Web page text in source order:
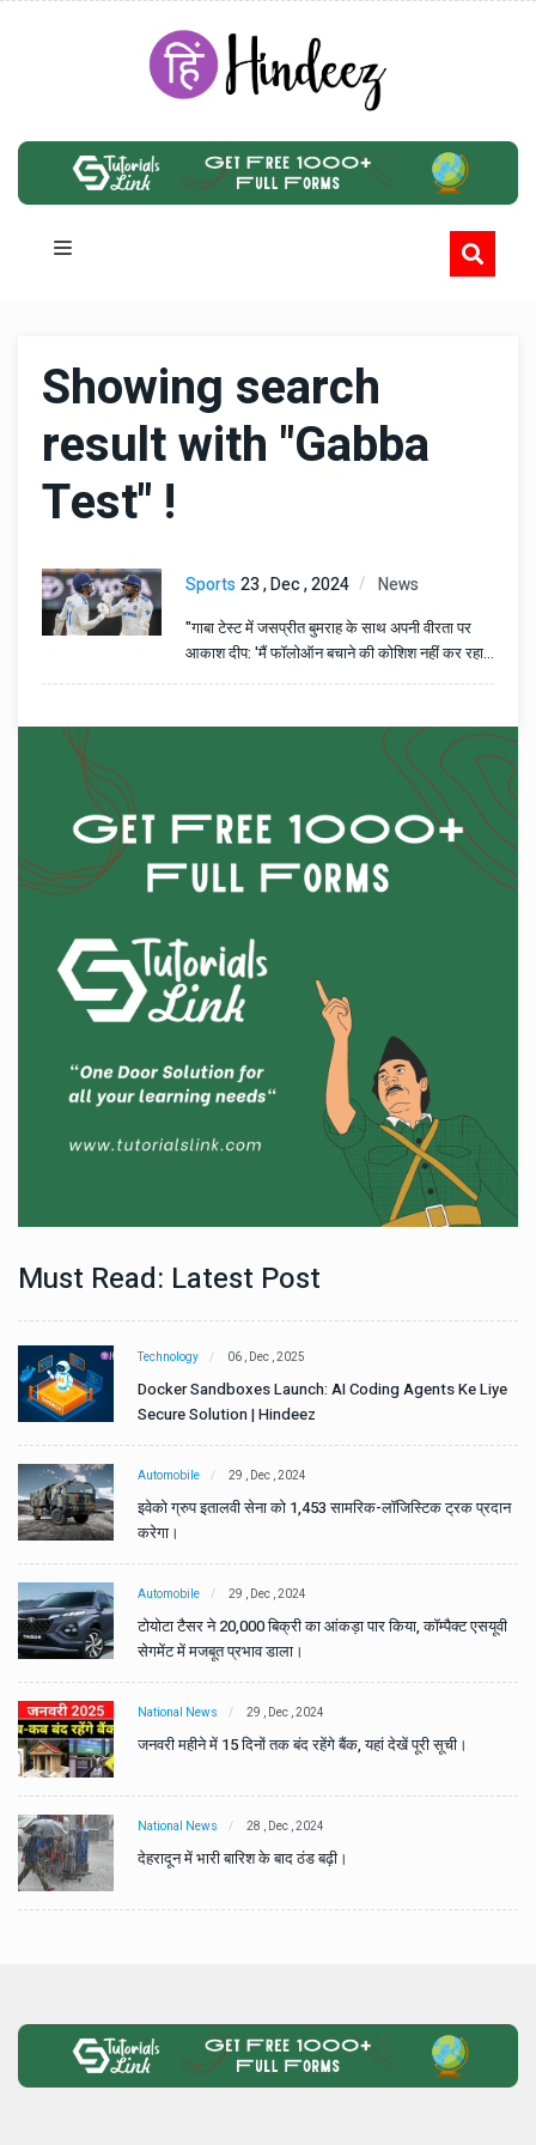
Showing search
result with "Gabba
Test" !
Sports23 , Dec , 2024 News
"गाबा टेस्ट में जसप्रीत बुमराह के साथ अपनी वीरता पर
आकाश दीप: 'मैं फॉलोऑन बचाने की कोशिश नहीं कर रहा
था, मेरी मानसिकता थी...'"
Must Read: Latest Post
Technology 06 , Dec , 2025
Docker Sandboxes Launch: AI Coding Agents Ke Liye
Secure Solution | Hindeez
Automobile 29 , Dec , 2024
इवेको ग्रुप इतालवी सेना को 1,453 सामरिक-लॉजिस्टिक ट्रक प्रदान
करेगा।
Automobile 29 , Dec , 2024
टोयोटा टैसर ने 20,000 बिक्री का आंकड़ा पार किया, कॉम्पैक्ट एसयूवी
सेगमेंट में मजबूत प्रभाव डाला।
National News 29 , Dec , 2024
जनवरी महीने में 15 दिनों तक बंद रहेंगे बैंक, यहां देखें पूरी सूची।
National News 28 , Dec , 2024
देहरादून में भारी बारिश के बाद ठंड बढ़ी।